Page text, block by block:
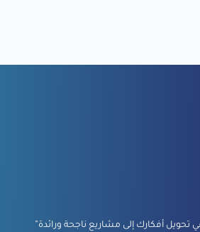
أفكارك إلى مشاريع ناجحة ورائدة”